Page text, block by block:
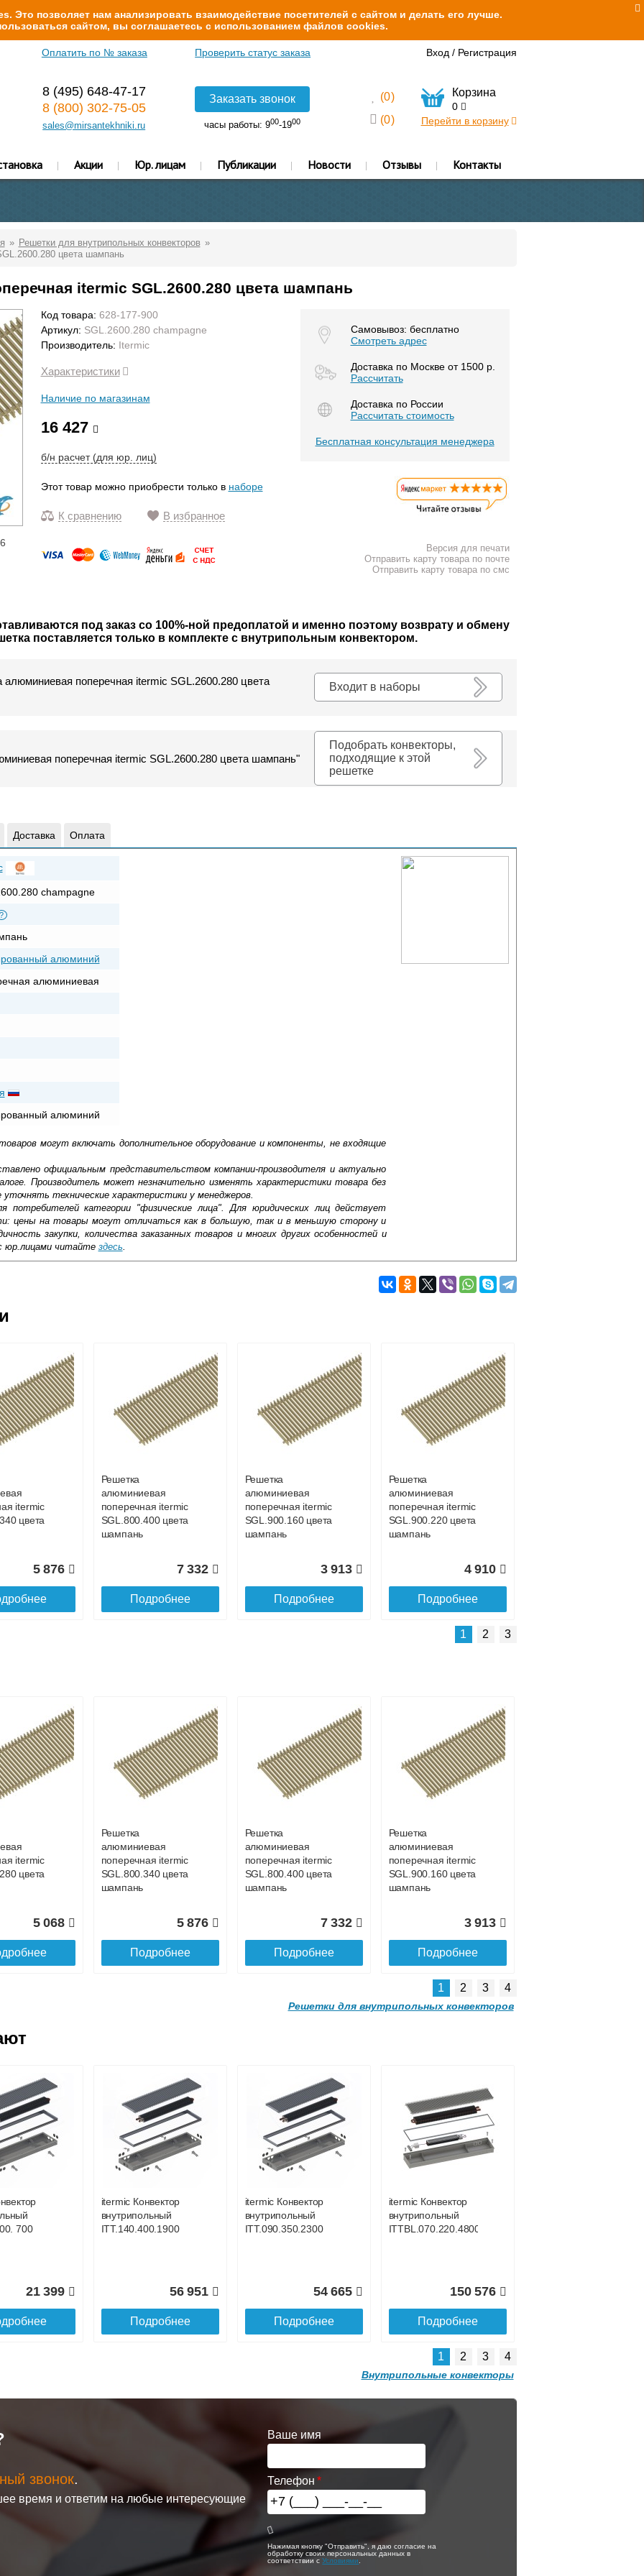
Это позволяет нам анализировать взаимодействие посетителей с сайтом и делать его лучше.
сайтом, вы соглашаетесь с использованием файлов cookies.
Оплатить по № заказа Проверить статус заказа Вход / Регистрация
8 (495) 648-47-17
8 (800) 302-75-05
sales@mirsantekhniki.ru
Заказать звонок
часы работы: 900-1900
(0)
(0)
Корзина
0
Перейти в корзину
Акции Юр. лицам Публикации Новости Отзывы Контакты
Решетки для внутрипольных конвекторов
цвета шампань
itermic SGL.2600.280 цвета шампань
Код товара: 628-177-900
Артикул: SGL.2600.280 champagne
Производитель: Itermic
Характеристики
Наличие по магазинам
16 427
б/н расчет (для юр. лиц)
Этот товар можно приобрести только в наборе
К сравнению В избранное
Самовывоз: бесплатно
Смотреть адрес
Доставка по Москве от 1500 р.
Расcчитать
Доставка по России
Рассчитать стоимость
Бесплатная консультация менеджера
Версия для печати
Отправить карту товара по почте
Отправить карту товара по смс
под заказ со 100%-ной предоплатой и именно поэтому возврату и обмену
поставляется только в комплекте с внутрипольным конвектором.
Входит в наборы
алюминиевая поперечная itermic SGL.2600.280 цвета
Подобрать конвекторы,
подходящие к этой
решетке
поперечная itermic SGL.2600.280 цвета шампань"
Доставка Оплата
champagne
?
алюминий
алюминиевая
алюминий
могут включать дополнительное оборудование и компоненты, не входящие
официальным представительством компании-производителя и актуально
Производитель может незначительно изменять характеристики товара без
технические характеристики у менеджеров.
категории "физические лица". Для юридических лиц действует
цены на товары могут отличаться как в большую, так и в меньшую сторону и
закупки, количества заказанных товаров и многих других особенностей и
юр.лицами читайте здесь
области
до подъезда
Подробнее о доставке
как при доставке, так и самовывозом
Web-money, Qiwi-кошельки и другие).
с НДС)подробнее...
Подробнее об оплате
itermic
цвета
5 876
Решетка
алюминиевая
поперечная itermic
SGL.800.400 цвета
шампань
7 332
Подробнее
Решетка
алюминиевая
поперечная itermic
SGL.900.160 цвета
шампань
3 913
Подробнее
Решетка
алюминиевая
поперечная itermic
SGL.900.220 цвета
шампань
4 910
Подробнее
itermic
6 605
Решетка
алюминиевая
поперечная itermic
8 246
Подробнее
Решетка
алюминиевая
поперечная itermic
4 419
Подробнее
Решетка
алюминиевая
поперечная itermic
5 505
Подробнее
itermic
цвета
3 817
поперечная itermic
SGL.700.280 цвета
шампань
4 451
Подробнее
поперечная itermic
SGL.700.340 цвета
шампань
5 149
Подробнее
SGL.700.400 цвета
шампань
6 420
Подробнее
1 2 3
itermic
цвета
5 068
Решетка
алюминиевая
поперечная itermic
SGL.800.340 цвета
шампань
5 876
Подробнее
Решетка
алюминиевая
поперечная itermic
SGL.800.400 цвета
шампань
7 332
Подробнее
Решетка
алюминиевая
поперечная itermic
SGL.900.160 цвета
шампань
3 913
Подробнее
itermic
цвета
5 702
Решетка
алюминиевая
поперечная itermic
SGL.900.340 цвета
шампань
6 605
Решетка
алюминиевая
поперечная itermic
SGL.900.400 цвета
шампань
8 246
Решетка
алюминиевая
поперечная itermic
SGL.600.340 цвета
шампань
4 419
цвета
Решетка
алюминиевая
поперечная itermic
SGL.700.220 цвета
Решетка
поперечная itermic
SGL.700.280 цвета
шампань
4 451
Подробнее
Решетка
SGL.700.340 цвета
1 2 3 4
Решетки для внутрипольных конвекторов
700
21 399
itermic Конвектор
внутрипольный
ITT.140.400.1900
56 951
Подробнее
itermic Конвектор
внутрипольный
ITT.090.350.2300
54 665
Подробнее
itermic Конвектор
внутрипольный
ITTBL.070.220.4800
150 576
Подробнее
itermic Конвектор
внутрипольный
ITT.090.300.3200
itermic Конвектор
внутрипольный
ITT.190.250.1100
ITTZ.140.250.1900
1 2 3 4
Внутрипольные конвекторы
звонок.
время и ответим на любые интересующие
Ваше имя
Телефон
Нажимая кнопку "Отправить", я даю согласие на
обработку своих персональных данных в
соответствии сУсловиями